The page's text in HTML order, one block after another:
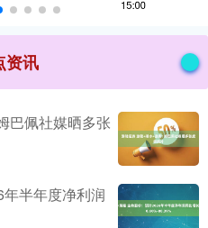
资讯
巴佩社媒晒多张
半年度净利润